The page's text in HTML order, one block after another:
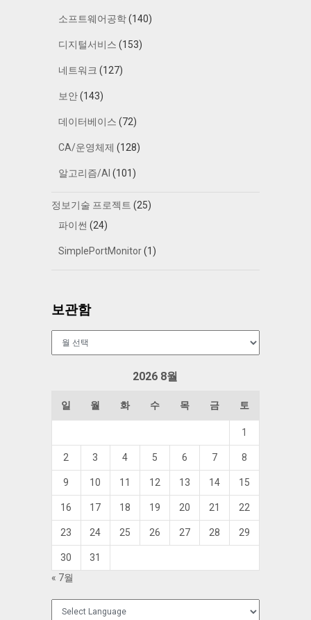
소프트웨어공학(140)
디지털서비스 (153)
네트워크 (127)
보안(143)
데이터베이스 (72)
CA/운영체제 (128)
알고리즘/AI (101)
정보기술 프로젝트 (25)
파이썬 (24)
SimplePortMonitor(1)
보관함
2026 8월
일 월 화 수 목 금 토
1
2 3 4 5 6 7 8
9 10 11 12 13 14 15
16 17 18 19 20 21 22
23 24 25 26 27 28 29
30
31
« 7월